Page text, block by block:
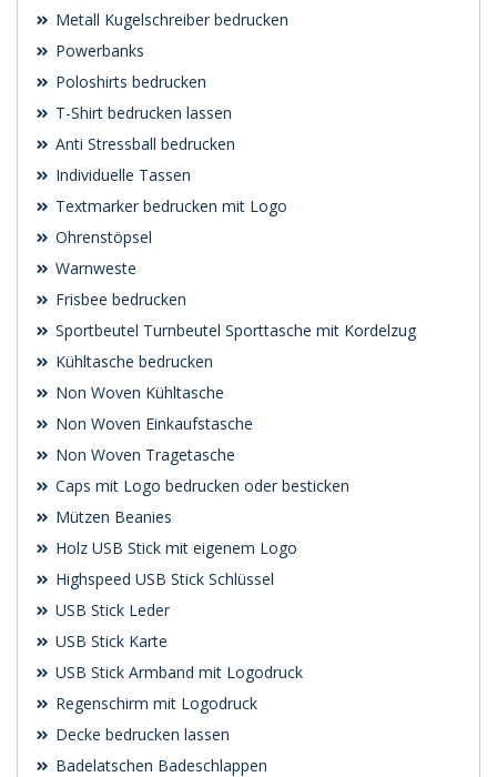
Metall Kugelschreiber bedrucken
Powerbanks
Poloshirts bedrucken
T-Shirt bedrucken lassen
Anti Stressball bedrucken
Individuelle Tassen
Textmarker bedrucken mit Logo
Ohrenstöpsel
Warnweste
Frisbee bedrucken
Sportbeutel Turnbeutel Sporttasche mit Kordelzug
Kühltasche bedrucken
Non Woven Kühltasche
Non Woven Einkaufstasche
Non Woven Tragetasche
Caps mit Logo bedrucken oder besticken
Mützen Beanies
Holz USB Stick mit eigenem Logo
Highspeed USB Stick Schlüssel
USB Stick Leder
USB Stick Karte
USB Stick Armband mit Logodruck
Regenschirm mit Logodruck
Decke bedrucken lassen
Badelatschen Badeschlappen